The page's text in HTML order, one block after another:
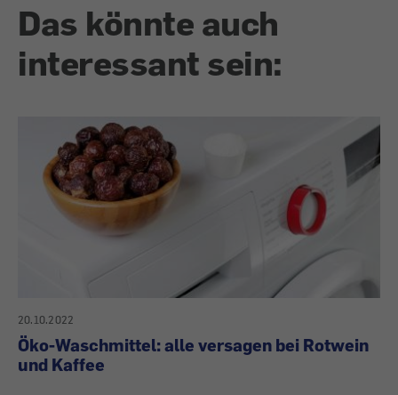
Das könnte auch
interessant sein:
20.10.2022
Öko-Waschmittel: alle versagen bei Rotwein
und Kaffee